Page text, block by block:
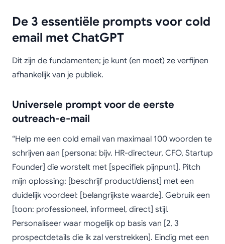
De 3 essentiële prompts voor cold
email met ChatGPT
Dit zijn de fundamenten; je kunt (en moet) ze verfijnen
afhankelijk van je publiek.
Universele prompt voor de eerste
outreach-e-mail
“Help me een cold email van maximaal 100 woorden te
schrijven aan [persona: bijv. HR-directeur, CFO, Startup
Founder] die worstelt met [specifiek pijnpunt]. Pitch
mijn oplossing: [beschrijf product/dienst] met een
duidelijk voordeel: [belangrijkste waarde]. Gebruik een
[toon: professioneel, informeel, direct] stijl.
Personaliseer waar mogelijk op basis van [2, 3
prospectdetails die ik zal verstrekken]. Eindig met een